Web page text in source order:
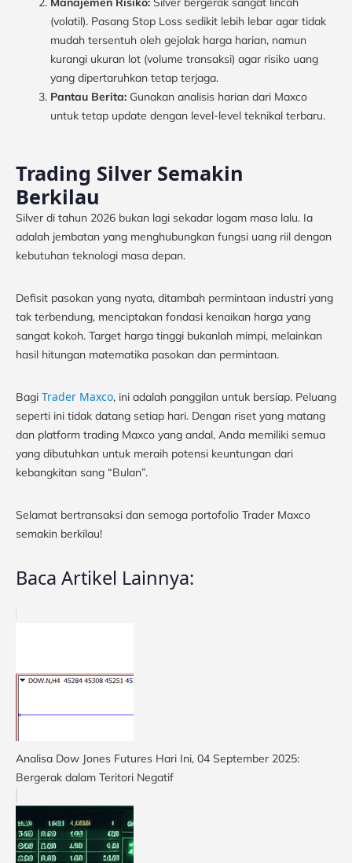
(volatil). Pasang Stop Loss sedikit lebih lebar agar tidak
mudah tersentuh oleh gejolak harga harian, namun
kurangi ukuran lot (volume transaksi) agar risiko uang
yang dipertaruhkan tetap terjaga.
Pantau Berita: Gunakan analisis harian dari Maxco
untuk tetap update dengan level-level teknikal terbaru.
Trading Silver Semakin
Berkilau
Silver di tahun 2026 bukan lagi sekadar logam masa lalu. Ia
adalah jembatan yang menghubungkan fungsi uang riil dengan
kebutuhan teknologi masa depan.
Defisit pasokan yang nyata, ditambah permintaan industri yang
tak terbendung, menciptakan fondasi kenaikan harga yang
sangat kokoh. Target harga tinggi bukanlah mimpi, melainkan
hasil hitungan matematika pasokan dan permintaan.
Bagi Trader Maxco, ini adalah panggilan untuk bersiap. Peluang
seperti ini tidak datang setiap hari. Dengan riset yang matang
dan platform trading Maxco yang andal, Anda memiliki semua
yang dibutuhkan untuk meraih potensi keuntungan dari
kebangkitan sang “Bulan”.
Selamat bertransaksi dan semoga portofolio Trader Maxco
semakin berkilau!
Baca Artikel Lainnya:
Analisa Dow Jones Futures Hari Ini, 04 September 2025:
Bergerak dalam Teritori Negatif